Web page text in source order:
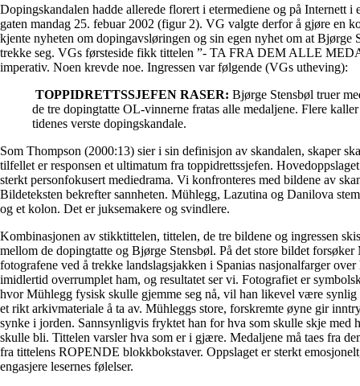
Dopingskandalen hadde allerede florert i etermediene og på Internett
gaten mandag 25. febuar 2002 (figur 2). VG valgte derfor å gjøre en
kjente nyheten om dopingavsløringen og sin egen nyhet om at Bjørge
trekke seg. VGs førsteside fikk tittelen ”- TA FRA DEM ALLE
imperativ. Noen krevde noe. Ingressen var følgende (VGs utheving):
TOPPIDRETTSSJEFEN RASER: Bjørge Stensbøl truer
de tre dopingtatte OL-vinnerne fratas alle medaljene. Flere
tidenes verste dopingskandale.
Som Thompson (2000:13) sier i sin definisjon av skandalen, skaper
tilfellet er responsen et ultimatum fra toppidrettssjefen.
sterkt personfokusert mediedrama. Vi konfronteres med bildene av
Bildeteksten bekrefter sannheten. Mühlegg, Lazutina og Danilova
og et kolon. Det er juksemakere og svindlere.
Kombinasjonen av stikktittelen, tittelen, de tre bildene og ingressen
mellom de dopingtatte og Bjørge Stensbøl. På det store bildet
fotografene ved å trekke landslagsjakken i Spanias nasjonalfarger
imidlertid overrumplet ham, og resultatet ser vi. Fotografiet er
hvor Mühlegg fysisk skulle gjemme seg nå, vil han likevel være synlig
et rikt arkivmateriale å ta av. Mühleggs store, forskremte øyne gir
synke i jorden. Sannsynligvis fryktet han for hva som skulle skje med
skulle bli. Tittelen varsler hva som er i gjære. Medaljene må taes fra
fra tittelens ROPENDE blokkbokstaver. Oppslaget er sterkt
engasjere lesernes følelser.